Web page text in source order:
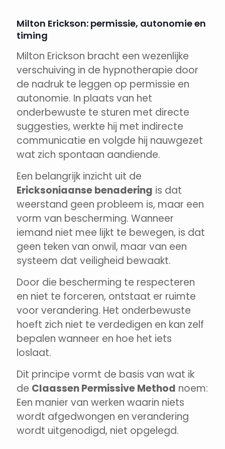
Milton Erickson: permissie, autonomie en
timing
Milton Erickson bracht een wezenlijke
verschuiving in de hypnotherapie door
de nadruk te leggen op permissie en
autonomie. In plaats van het
onderbewuste te sturen met directe
suggesties, werkte hij met indirecte
communicatie en volgde hij nauwgezet
wat zich spontaan aandiende.
Een belangrijk inzicht uit de
Ericksoniaanse benadering is dat
weerstand geen probleem is, maar een
vorm van bescherming. Wanneer
iemand niet mee lijkt te bewegen, is dat
geen teken van onwil, maar van een
systeem dat veiligheid bewaakt.
Door die bescherming te respecteren
en niet te forceren, ontstaat er ruimte
voor verandering. Het onderbewuste
hoeft zich niet te verdedigen en kan zelf
bepalen wanneer en hoe het iets
loslaat.
Dit principe vormt de basis van wat ik
de Claassen Permissive Method noem:
Een manier van werken waarin niets
wordt afgedwongen en verandering
wordt uitgenodigd, niet opgelegd.